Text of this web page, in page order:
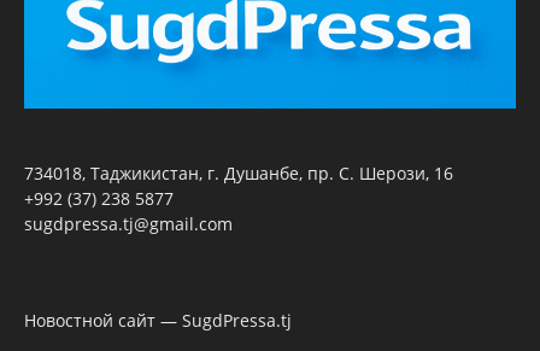
734018, Таджикистан, г. Душанбе, пр. С. Шерози, 16
+992 (37) 238 5877
sugdpressa.tj@gmail.com
Новостной сайт — SugdPressa.tj